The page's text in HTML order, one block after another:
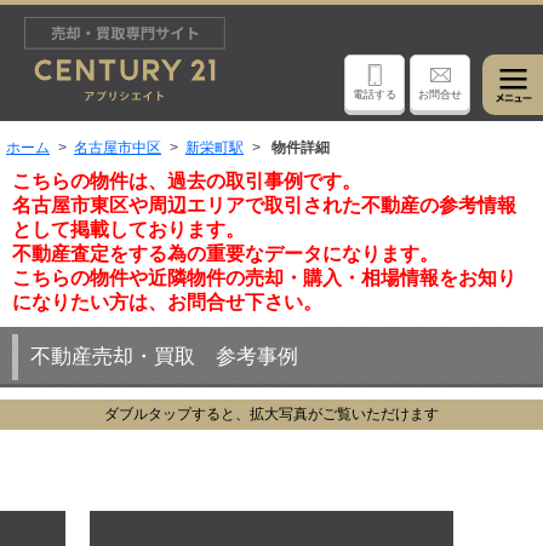
電話する お問合せ
ホーム 名古屋市中区 新栄町駅 物件詳細
こちらの物件は、過去の取引事例です。
名古屋市東区や周辺エリアで取引された不動産の参考情報
として掲載しております。
不動産査定をする為の重要なデータになります。
こちらの物件や近隣物件の売却・購入・相場情報をお知り
になりたい方は、お問合せ下さい。
不動産売却・買取 参考事例
ダブルタップすると、拡大写真がご覧いただけます